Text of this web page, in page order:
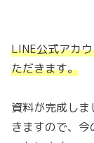
LINE公式アカ
ただきます。
資料が完成し
きますので、